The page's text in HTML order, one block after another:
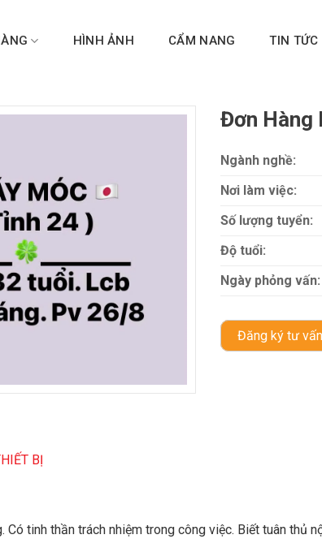
HÌNH ẢNH CẨM NANG TIN TỨC
Đơn Hàng
Ngành nghề:
Nơi làm việc:
Số lượng tuyển:
Độ tuổi:
Ngày phỏng vấn:
Đăng ký tư vấn
BỊ
Có tinh thần trách nhiệm trong công việc. Biết tuân thủ